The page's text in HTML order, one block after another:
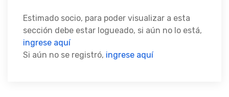
Estimado socio, para poder visualizar a esta
sección debe estar logueado, si aún no lo está,
ingrese aquí
Si aún no se registró, ingrese aquí